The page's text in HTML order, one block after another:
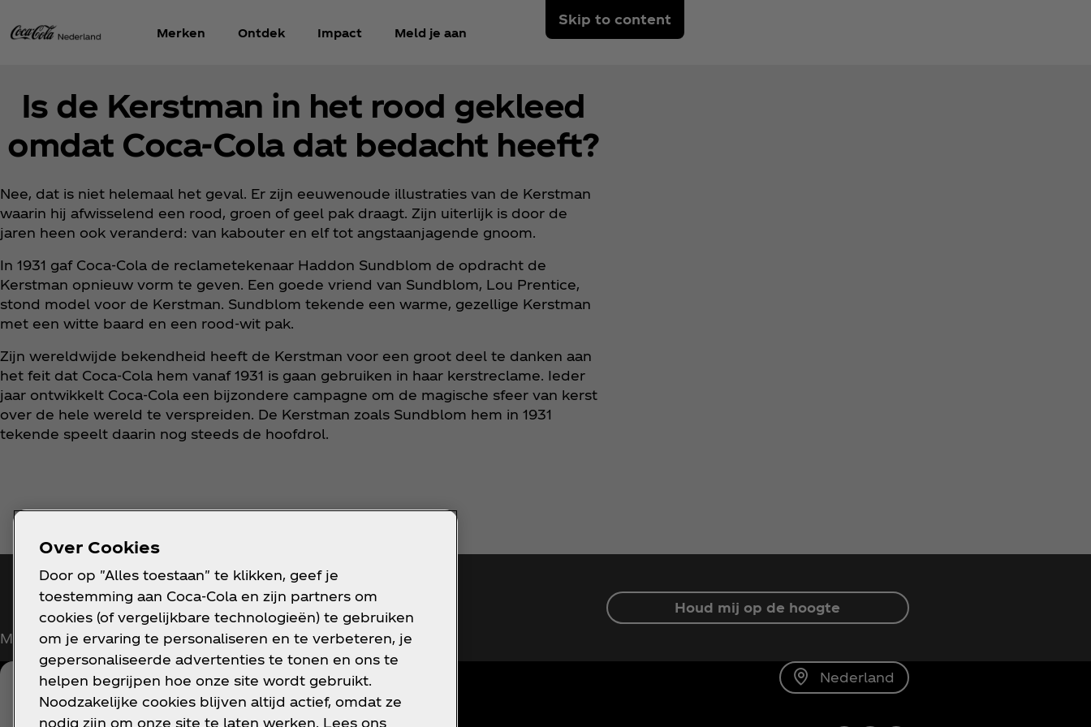
Skip to content
Merken Ontdek Impact Meld je aan
Is de Kerstman in het rood gekleed
omdat Coca‑Cola dat bedacht heeft?
Nee, dat is niet helemaal het geval. Er zijn eeuwenoude illustraties van de Kerstman
waarin hij afwisselend een rood, groen of geel pak draagt. Zijn uiterlijk is door de
jaren heen ook veranderd: van kabouter en elf tot angstaanjagende gnoom.
In 1931 gaf Coca‑Cola de reclametekenaar Haddon Sundblom de opdracht de
Kerstman opnieuw vorm te geven. Een goede vriend van Sundblom, Lou Prentice,
stond model voor de Kerstman. Sundblom tekende een warme, gezellige Kerstman
met een witte baard en een rood-wit pak.
Zijn wereldwijde bekendheid heeft de Kerstman voor een groot deel te danken aan
het feit dat Coca‑Cola hem vanaf 1931 is gaan gebruiken in haar kerstreclame. Ieder
jaar ontwikkelt Coca‑Cola een bijzondere campagne om de magische sfeer van kerst
over de hele wereld te verspreiden. De Kerstman zoals Sundblom hem in 1931
tekende speelt daarin nog steeds de hoofdrol.
Blijf op de hoogte
Meld je nu aan voor exclusieve toegang!
Houd mij op de hoogte
Nederland
Over Cookies
Door op "Alles toestaan" te klikken, geef je
toestemming aan Coca‑Cola en zijn partners om
cookies (of vergelijkbare technologieën) te gebruiken
om je ervaring te personaliseren en te verbeteren, je
gepersonaliseerde advertenties te tonen en ons te
helpen begrijpen hoe onze site wordt gebruikt.
Noodzakelijke cookies blijven altijd actief, omdat ze
nodig zijn om onze site te laten werken. Lees ons